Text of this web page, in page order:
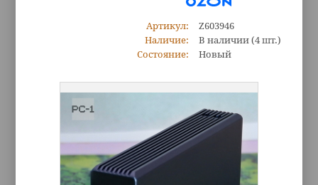
Артикул:
Z603946
Наличие:
В наличии (4 шт.)
Состояние:
Новый